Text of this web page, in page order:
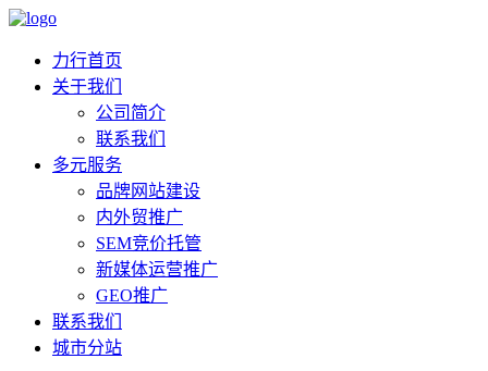
力行首页
关于我们
公司简介
联系我们
多元服务
品牌网站建设
内外贸推广
SEM竞价托管
新媒体运营推广
GEO推广
联系我们
城市分站